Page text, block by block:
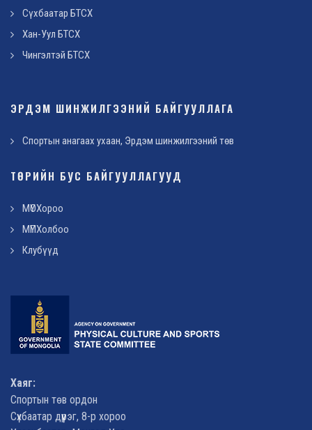
Сүхбаатар БТСХ
Хан-Уул БТСХ
Чингэлтэй БТСХ
ЭРДЭМ ШИНЖИЛГЭЭНИЙ БАЙГУУЛЛАГА
Спортын анагаах ухаан, Эрдэм шинжилгээний төв
ТӨРИЙН БУС БАЙГУУЛЛАГУУД
МҮОХороо
МҮПХолбоо
Клубүүд
Хаяг:
Спортын төв ордон
Сүхбаатар дүүрэг, 8-р хороо